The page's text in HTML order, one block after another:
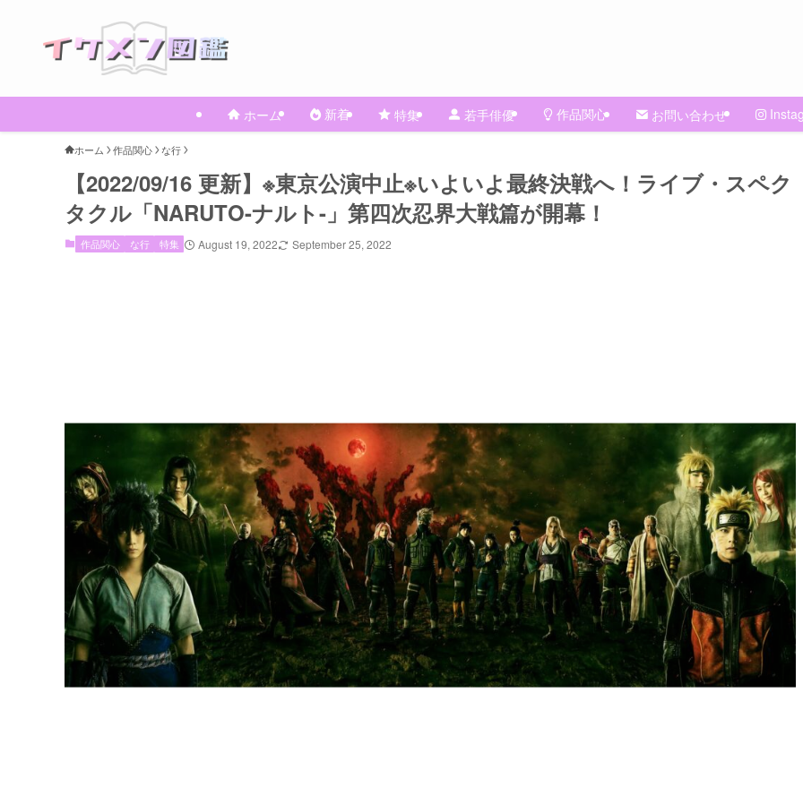
ホーム 新着 特集 若手俳優 作品関心 お問い合わせ
ホーム 作品関心 な行
【2022/09/16 更新】※東京公演中止※いよいよ最終決戦へ！ライブ・スペク
タクル「NARUTO-ナルト-」第四次忍界大戦篇が開幕！
作品関心 な行 特集 August 19, 2022 September 25, 2022